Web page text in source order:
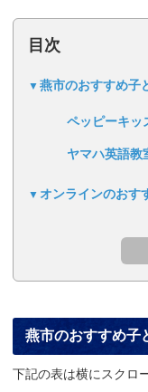
目次
燕市のおすすめ子
ペッピーキッ
ヤマハ英語教
オンラインのおす
燕市のおすすめ子
下記の表は横にスクロ